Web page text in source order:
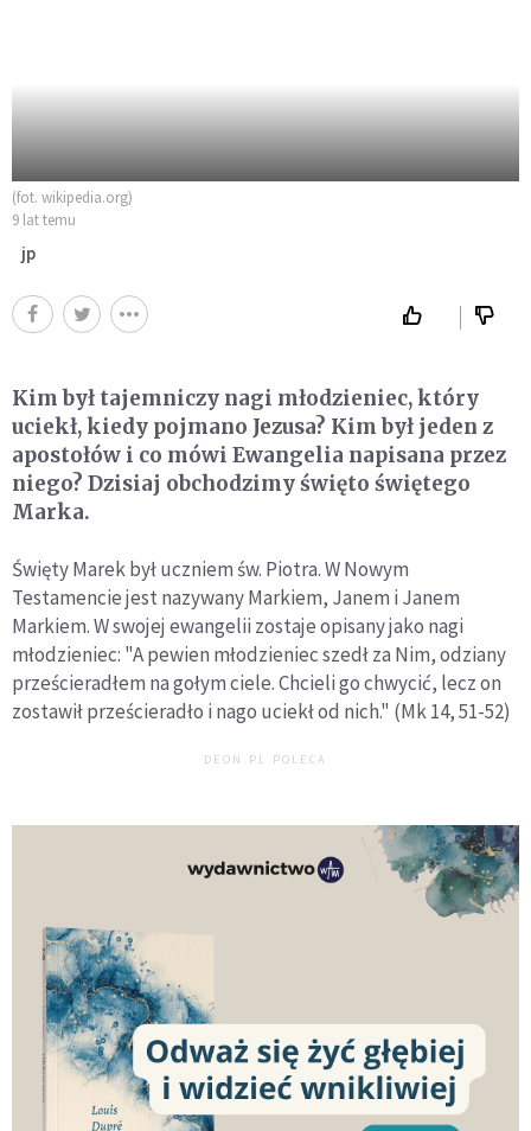
(fot. wikipedia.org)
9 lat temu
jp
Kim był tajemniczy nagi młodzieniec, który
uciekł, kiedy pojmano Jezusa? Kim był jeden z
apostołów i co mówi Ewangelia napisana przez
niego? Dzisiaj obchodzimy święto świętego
Marka.
Święty Marek był uczniem św. Piotra. W Nowym
Testamencie jest nazywany Markiem, Janem i Janem
Markiem. W swojej ewangelii zostaje opisany jako nagi
młodzieniec: "A pewien młodzieniec szedł za Nim, odziany
prześcieradłem na gołym ciele. Chcieli go chwycić, lecz on
zostawił prześcieradło i nago uciekł od nich." (Mk 14, 51-52)
DEON.PL POLECA